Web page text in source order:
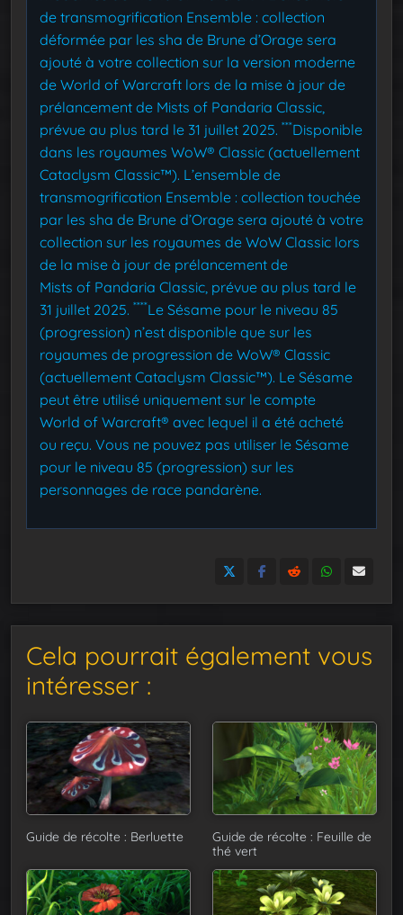
de transmogrification Ensemble : collection
déformée par les sha de Brune d’Orage sera
ajouté à votre collection sur la version moderne
de World of Warcraft lors de la mise à jour de
prélancement de Mists of Pandaria Classic,
prévue au plus tard le 31 juillet 2025. ***Disponible
dans les royaumes WoW® Classic (actuellement
Cataclysm Classic™). L’ensemble de
transmogrification Ensemble : collection touchée
par les sha de Brune d’Orage sera ajouté à votre
collection sur les royaumes de WoW Classic lors
de la mise à jour de prélancement de
Mists of Pandaria Classic, prévue au plus tard le
31 juillet 2025. ****Le Sésame pour le niveau 85
(progression) n’est disponible que sur les
royaumes de progression de WoW® Classic
(actuellement Cataclysm Classic™). Le Sésame
peut être utilisé uniquement sur le compte
World of Warcraft® avec lequel il a été acheté
ou reçu. Vous ne pouvez pas utiliser le Sésame
pour le niveau 85 (progression) sur les
personnages de race pandarène.
Cela pourrait également vous
intéresser :
Guide de récolte : Berluette
Guide de récolte : Feuille de
thé vert